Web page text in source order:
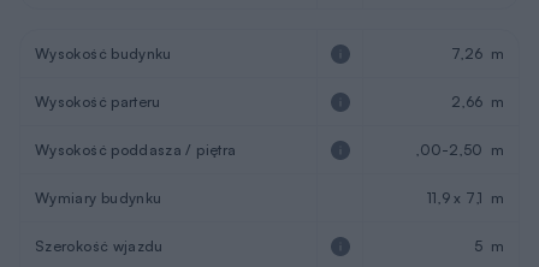
Wysokość budynku 7,26 m
Wysokość parteru 2,66 m
Wysokość poddasza / piętra ,00-2,50 m
Wymiary budynku 11,9 x 7,1 m
Szerokość wjazdu 5 m